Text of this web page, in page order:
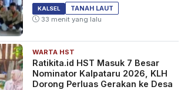
Program Masyarakat
KALSEL
TANAH LAUT
33 menit yang lalu
WARTA HST
Ratikita.id HST Masuk 7 Besar
Nominator Kalpataru 2026, KLH
Dorong Perluas Gerakan ke Desa